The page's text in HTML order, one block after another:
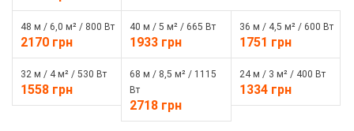
48 м / 6,0 м² / 800 Вт
2170 грн
40 м / 5 м² / 665 Вт
1933 грн
36 м / 4,5 м² / 600 Вт
1751 грн
32 м / 4 м² / 530 Вт
1558 грн
68 м / 8,5 м² / 1115
Вт
2718 грн
24 м / 3 м² / 400 Вт
1334 грн